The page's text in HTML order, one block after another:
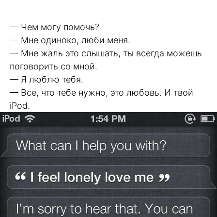
— Чем могу помочь?
— Мне одиноко, люби меня.
— Мне жаль это слышать, ты всегда можешь
поговорить со мной.
— Я люблю тебя.
— Все, что тебе нужно, это любовь. И твой
iPod.